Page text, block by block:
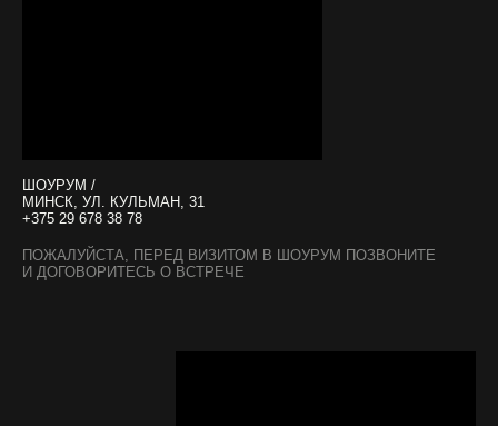
ШОУРУМ /
МИНСК, УЛ. КУЛЬМАН, 31
+375 29 678 38 78
ПОЖАЛУЙСТА, ПЕРЕД ВИЗИТОМ В ШОУРУМ ПОЗВОНИТЕ
И ДОГОВОРИТЕСЬ О ВСТРЕЧЕ